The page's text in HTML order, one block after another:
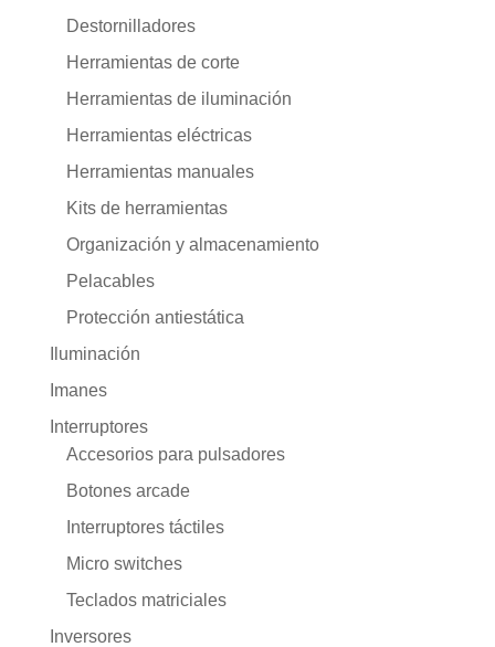
Destornilladores
Herramientas de corte
Herramientas de iluminación
Herramientas eléctricas
Herramientas manuales
Kits de herramientas
Organización y almacenamiento
Pelacables
Protección antiestática
Iluminación
Imanes
Interruptores
Accesorios para pulsadores
Botones arcade
Interruptores táctiles
Micro switches
Teclados matriciales
Inversores